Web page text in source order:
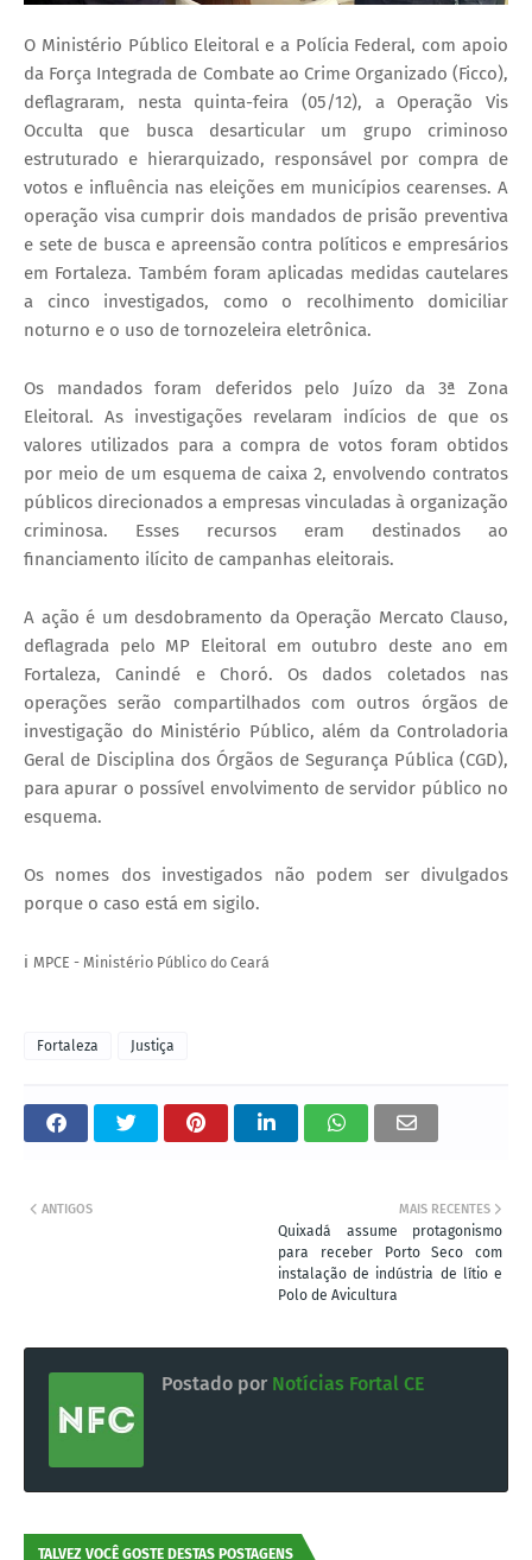
O Ministério Público Eleitoral e a Polícia Federal, com apoio
da Força Integrada de Combate ao Crime Organizado (Ficco),
deflagraram, nesta quinta-feira (05/12), a Operação Vis
Occulta que busca desarticular um grupo criminoso
estruturado e hierarquizado, responsável por compra de
votos e influência nas eleições em municípios cearenses. A
operação visa cumprir dois mandados de prisão preventiva
e sete de busca e apreensão contra políticos e empresários
em Fortaleza. Também foram aplicadas medidas cautelares
a cinco investigados, como o recolhimento domiciliar
noturno e o uso de tornozeleira eletrônica.
Os mandados foram deferidos pelo Juízo da 3ª Zona
Eleitoral. As investigações revelaram indícios de que os
valores utilizados para a compra de votos foram obtidos
por meio de um esquema de caixa 2, envolvendo contratos
públicos direcionados a empresas vinculadas à organização
criminosa. Esses recursos eram destinados ao
financiamento ilícito de campanhas eleitorais.
A ação é um desdobramento da Operação Mercato Clauso,
deflagrada pelo MP Eleitoral em outubro deste ano em
Fortaleza, Canindé e Choró. Os dados coletados nas
operações serão compartilhados com outros órgãos de
investigação do Ministério Público, além da Controladoria
Geral de Disciplina dos Órgãos de Segurança Pública (CGD),
para apurar o possível envolvimento de servidor público no
esquema.
Os nomes dos investigados não podem ser divulgados
porque o caso está em sigilo.
ℹ️ MPCE - Ministério Público do Ceará
Fortaleza Justiça
MAIS RECENTES
Quixadá assume protagonismo
para receber Porto Seco com
instalação de indústria de lítio e
Polo de Avicultura
ANTIGOS
Postado por Notícias Fortal CE
TALVEZ VOCÊ GOSTE DESTAS POSTAGENS